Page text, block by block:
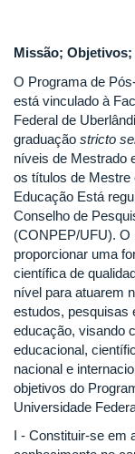
Missão;
O Programa de
está vinculado à
Federal de
graduação stricto
níveis de Mestrado
os títulos de Mestre
Educação Está
Conselho de
(CONPEP/UFU).
proporcionar uma
científica de
nível para atuarem
estudos, pesquisas
educação, visando
educacional,
nacional e
objetivos do
Universidade
I - Constituir-se em